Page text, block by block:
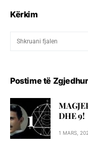
Kërkim
Postime të
DHE 9!
1 MARS,